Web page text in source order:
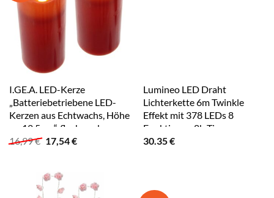
I.GE.A. LED-Kerze
„Batteriebetriebene LED-
Kerzen aus Echtwachs, Höhe
ca. 12,5 cm“, flackerndes
Stimmungslicht,
16,99€ Ursprünglicher
Preis
16,99 €
17,54€Aktueller
Lumineo LED Draht
Lichterkette 6m Twinkle
Effekt mit 378 LEDs 8
Funktionen 8h Timer
Drahtlichterkette Garten
30.35€